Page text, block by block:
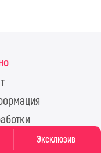
Эксклюзив
данных